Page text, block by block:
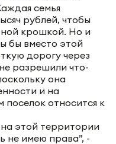
семья
рублей, чтобы
крошкой. Но и
бы вместо этой
дорогу через
разрешили что-
она
и на
поселок относится к
этой территории
не имею права”, -